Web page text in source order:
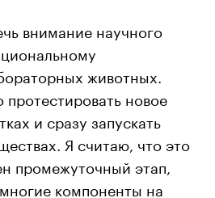
внимание научного
животных.
новое
и сразу запускать
Я считаю, что это
промежуточный этап,
компоненты на